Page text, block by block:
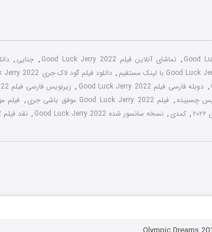
Good
, تماشای آنلاین فیلم Good Luck Jerry 2022 , جنایی ,
, دانلود فیلم گود لاک جری Good Luck Jerry 2022
, دوبله فارسی فیلم Good Luck Jerry 2022 , زیرنویس فارسی فیلم Good Luck Jerry 2022
, فیلم Good Luck Jerry 2022 موفق باشی جری ,
, کمدی , نسخه سانسور شده Good Luck Jerry 2022 , نقد فیلم Good Luck Jerry 2022